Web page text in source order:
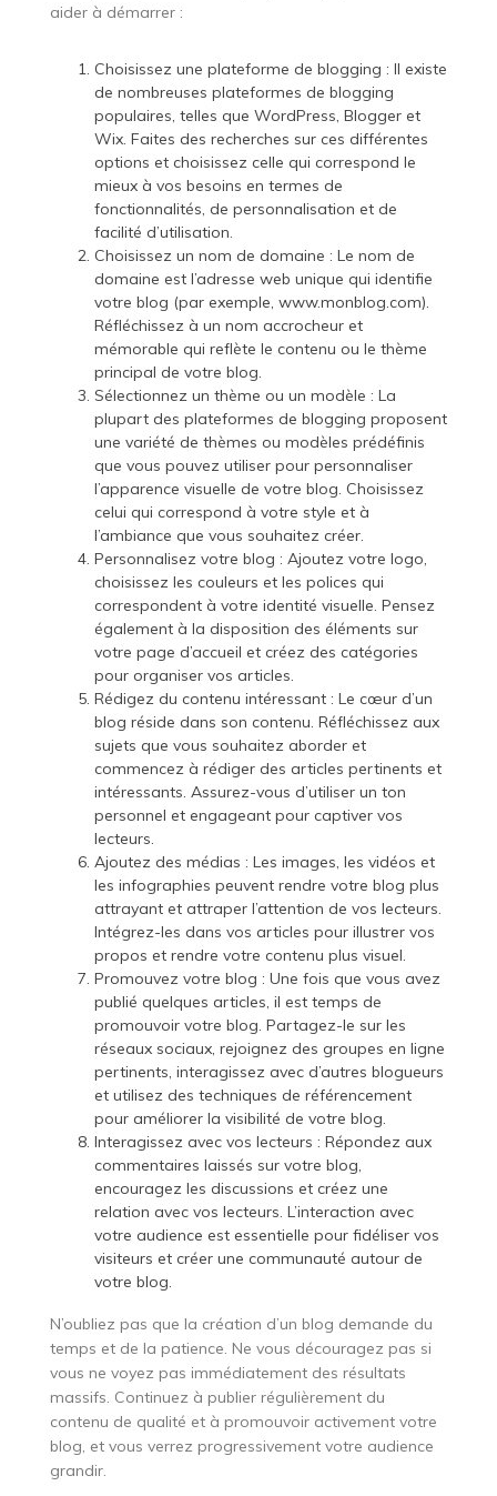
aider à démarrer :
Choisissez une plateforme de blogging : Il existe
de nombreuses plateformes de blogging
populaires, telles que WordPress, Blogger et
Wix. Faites des recherches sur ces différentes
options et choisissez celle qui correspond le
mieux à vos besoins en termes de
fonctionnalités, de personnalisation et de
facilité d’utilisation.
Choisissez un nom de domaine : Le nom de
domaine est l’adresse web unique qui identifie
votre blog (par exemple, www.monblog.com).
Réfléchissez à un nom accrocheur et
mémorable qui reflète le contenu ou le thème
principal de votre blog.
Sélectionnez un thème ou un modèle : La
plupart des plateformes de blogging proposent
une variété de thèmes ou modèles prédéfinis
que vous pouvez utiliser pour personnaliser
l’apparence visuelle de votre blog. Choisissez
celui qui correspond à votre style et à
l’ambiance que vous souhaitez créer.
Personnalisez votre blog : Ajoutez votre logo,
choisissez les couleurs et les polices qui
correspondent à votre identité visuelle. Pensez
également à la disposition des éléments sur
votre page d’accueil et créez des catégories
pour organiser vos articles.
Rédigez du contenu intéressant : Le cœur d’un
blog réside dans son contenu. Réfléchissez aux
sujets que vous souhaitez aborder et
commencez à rédiger des articles pertinents et
intéressants. Assurez-vous d’utiliser un ton
personnel et engageant pour captiver vos
lecteurs.
Ajoutez des médias : Les images, les vidéos et
les infographies peuvent rendre votre blog plus
attrayant et attraper l’attention de vos lecteurs.
Intégrez-les dans vos articles pour illustrer vos
propos et rendre votre contenu plus visuel.
Promouvez votre blog : Une fois que vous avez
publié quelques articles, il est temps de
promouvoir votre blog. Partagez-le sur les
réseaux sociaux, rejoignez des groupes en ligne
pertinents, interagissez avec d’autres blogueurs
et utilisez des techniques de référencement
pour améliorer la visibilité de votre blog.
Interagissez avec vos lecteurs : Répondez aux
commentaires laissés sur votre blog,
encouragez les discussions et créez une
relation avec vos lecteurs. L’interaction avec
votre audience est essentielle pour fidéliser vos
visiteurs et créer une communauté autour de
votre blog.
N’oubliez pas que la création d’un blog demande du
temps et de la patience. Ne vous découragez pas si
vous ne voyez pas immédiatement des résultats
massifs. Continuez à publier régulièrement du
contenu de qualité et à promouvoir activement votre
blog, et vous verrez progressivement votre audience
grandir.